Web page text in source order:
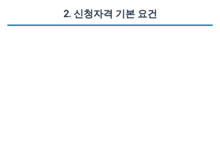
2. 신청자격 기본 요건